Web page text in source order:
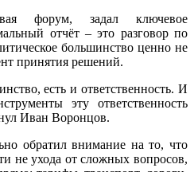
форум, задал ключевое
отчёт – это разговор по
большинство ценно не
принятия решений.
есть и ответственность. И
эту ответственность
Иван Воронцов.
обратил внимание на то, что
не ухода от сложных вопросов,